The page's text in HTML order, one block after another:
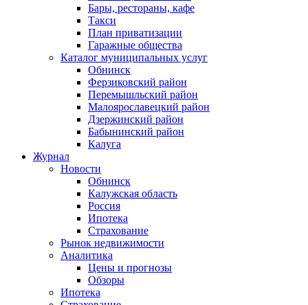
Бары, рестораны, кафе
Такси
План приватизации
Гаражные общества
Каталог муниципальных услуг
Обнинск
Ферзиковский район
Перемышльский район
Малоярославецкий район
Дзержинский район
Бабынинский район
Калуга
Журнал
Новости
Обнинск
Калужская область
Россия
Ипотека
Страхование
Рынок недвижимости
Аналитика
Цены и прогнозы
Обзоры
Ипотека